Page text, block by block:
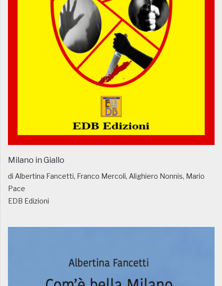
Milano in Giallo
di Albertina Fancetti, Franco Mercoli, Alighiero Nonnis, Mario
Pace
EDB Edizioni